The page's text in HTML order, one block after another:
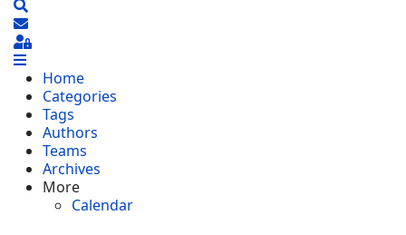
S'abonner au blog
Sign In
Home
Categories
Tags
Authors
Teams
Archives
More
Calendar